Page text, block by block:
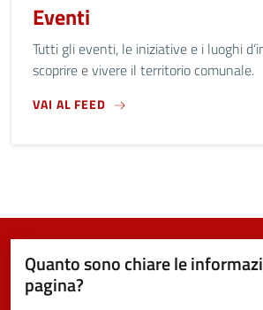
Eventi
Tutti gli eventi, le iniziative e i luoghi
scoprire e vivere il territorio comunale.
VAI AL FEED
Quanto sono chiare le
pagina?